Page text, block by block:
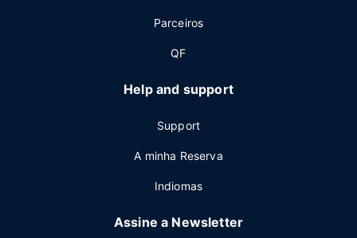
Parceiros
QF
Help and support
Support
A minha Reserva
Indiomas
Assine a Newsletter